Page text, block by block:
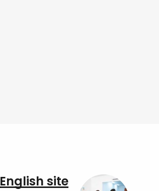
English site